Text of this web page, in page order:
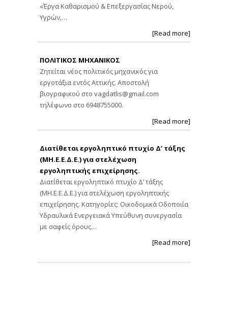
«Έργα Καθαρισμού & Επεξεργασίας Νερού,
Υγρών,…
[Read more]
ΠΟΛΙΤΙΚΟΣ ΜΗΧΑΝΙΚΟΣ
Ζητείται νέος πολιτικός μηχανικός για
εργοτάξια εντός Αττικής. Αποστολή
βιογραφικού στο vagdatlis@gmail.com
τηλέφωνο στο 6948755000.
[Read more]
Διατίθεται εργοληπτικό πτυχίο Δ’ τάξης
(ΜΗ.Ε.Ε.Δ.Ε.) για στελέχωση
εργοληπτικής επιχείρησης.
Διατίθεται εργοληπτικό πτυχίο Δ’ τάξης
(ΜΗ.Ε.Ε.Δ.Ε.) για στελέχωση εργοληπτικής
επιχείρησης. Κατηγορίες: Οικοδομικά Οδοποιία
Υδραυλικά Ενεργειακά Υπεύθυνη συνεργασία
με σαφείς όρους…
[Read more]